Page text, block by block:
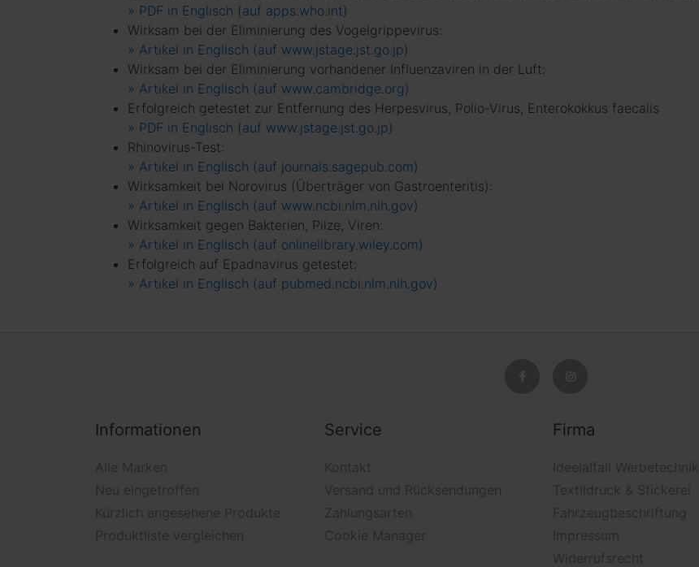
» PDF in Englisch (auf apps.who.int)
Wirksam bei der Eliminierung des Vogelgrippevirus:
» Artikel in Englisch (auf www.jstage.jst.go.jp)
Wirksam bei der Eliminierung vorhandener Influenzaviren in der Luft:
» Artikel in Englisch (auf www.cambridge.org)
Erfolgreich getestet zur Entfernung des Herpesvirus, Polio-Virus, Enterokokkus faecalis
» PDF in Englisch (auf www.jstage.jst.go.jp)
Rhinovirus-Test:
» Artikel in Englisch (auf journals.sagepub.com)
Wirksamkeit bei Norovirus (Überträger von Gastroenteritis):
» Artikel in Englisch (auf www.ncbi.nlm.nih.gov)
Wirksamkeit gegen Bakterien, Pilze, Viren:
» Artikel in Englisch (auf onlinelibrary.wiley.com)
Erfolgreich auf Epadnavirus getestet:
» Artikel in Englisch (auf pubmed.ncbi.nlm.nih.gov)
Informationen
Alle Marken
Neu eingetroffen
Kürzlich angesehene Produkte
Produktliste vergleichen
Service
Kontakt
Versand und Rücksendungen
Zahlungsarten
Cookie Manager
Firma
Ideelalfall Werbetechnik
Textildruck & Stickerei
Fahrzeugbeschriftung
Impressum
Widerrufsrecht